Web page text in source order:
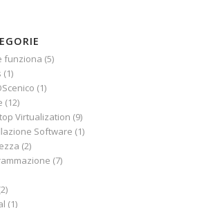
funziona (5)
(1)
(1)
(12)
Virtualization (9)
Software (1)
(2)
(7)
(1)